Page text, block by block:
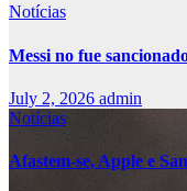
Notícias
Messi no fue
July 2, 2026 admin
Notícias
Afastem-se, Apple e